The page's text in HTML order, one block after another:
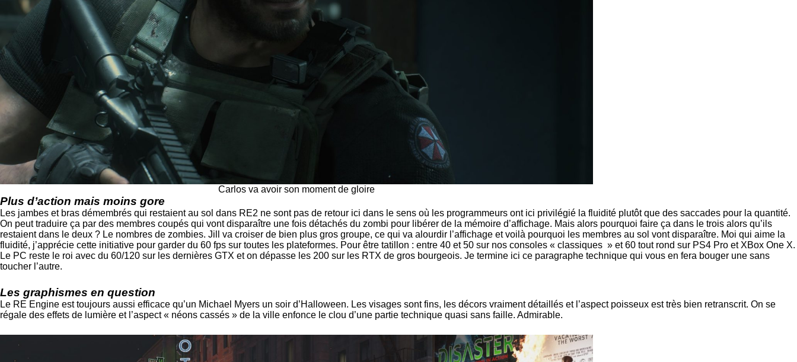
Carlos va avoir son moment de gloire
Plus d’action mais moins gore
Les jambes et bras démembrés qui restaient au sol dans RE2 ne sont pas de retour ici dans le sens où les programmeurs ont ici privilégié la fluidité plutôt que des saccades pour la quantité.
On peut traduire ça par des membres coupés qui vont disparaître une fois détachés du zombi pour libérer de la mémoire d’affichage. Mais alors pourquoi faire ça dans le trois alors qu’ils
restaient dans le deux ? Le nombres de zombies. Jill va croiser de bien plus gros groupe, ce qui va alourdir l’affichage et voilà pourquoi les membres au sol vont disparaître. Moi qui aime la
fluidité, j’apprécie cette initiative pour garder du 60 fps sur toutes les plateformes. Pour être tatillon : entre 40 et 50 sur nos consoles « classiques » et 60 tout rond sur PS4 Pro et XBox One X.
Le PC reste le roi avec du 60/120 sur les dernières GTX et on dépasse les 200 sur les RTX de gros bourgeois. Je termine ici ce paragraphe technique qui vous en fera bouger une sans
toucher l’autre.
Les graphismes en question
Le RE Engine est toujours aussi efficace qu’un Michael Myers un soir d’Halloween. Les visages sont fins, les décors vraiment détaillés et l’aspect poisseux est très bien retranscrit. On se
régale des effets de lumière et l’aspect « néons cassés » de la ville enfonce le clou d’une partie technique quasi sans faille. Admirable.